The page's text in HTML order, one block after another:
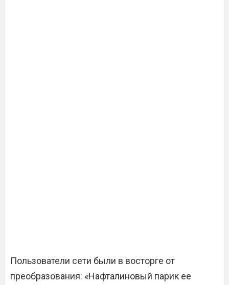
Пользователи сети были в восторге от
преобразования: «Нафталиновый парик ее